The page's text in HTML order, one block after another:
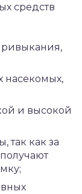
средств
насекомых,
и высокой
так как за